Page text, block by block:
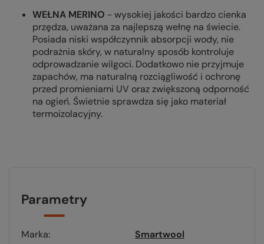
WEŁNA MERINO - wysokiej jakości bardzo cienka
przędza, uważana za najlepszą wełnę na świecie.
Posiada niski współczynnik absorpcji wody, nie
podrażnia skóry, w naturalny sposób kontroluje
odprowadzanie wilgoci. Dodatkowo nie przyjmuje
zapachów, ma naturalną rozciągliwość i ochronę
przed promieniami UV oraz zwiększoną odporność
na ogień. Świetnie sprawdza się jako materiał
termoizolacyjny.
Parametry
Marka Smartwool